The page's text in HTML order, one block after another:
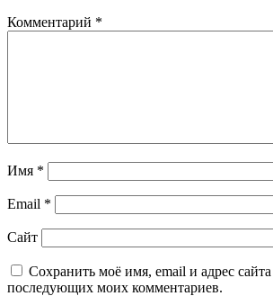
Комментарий *
Имя *
Email *
Сайт
Сохранить моё имя, email и адрес сайта
последующих моих комментариев.